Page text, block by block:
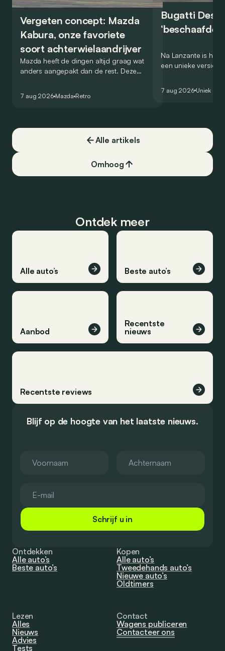
Vergeten concept: Mazda
Kabura, onze favoriete
soort achterwielaandrijver
Mazda heeft de dingen altijd graag wat
anders aangepakt dan de rest. Deze
7 aug 2026 Mazda Retro
Bugatti
‘beschaafde’
Na Lanzante is het
een unieke versie
7 aug 2026 Uniek
Alle artikels
Omhoog
Ontdek meer
Alle auto’s Beste auto’s
Aanbod
Recentste
nieuws
Recentste reviews
Blijf op de hoogte van het laatste nieuws.
Schrijf u in
Ontdekken
Alle auto’s
Beste auto’s
Kopen
Alle auto’s
Tweedehands auto’s
Nieuwe auto’s
Oldtimers
Lezen
Alles
Nieuws
Advies
Tests
Contact
Wagens publiceren
Contacteer ons